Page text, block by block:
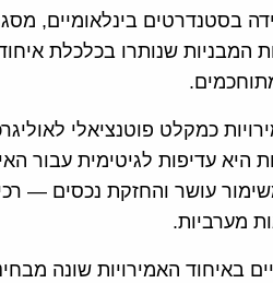
בסטנדרטים בינלאומיים,
המבניות שנותרו בכלכלת
כמקלט פוטנציאלי
היא עדיפות לגיטימית עבור
עושר והחזקת נכסים —
מערביות.
באיחוד האמירויות שונה